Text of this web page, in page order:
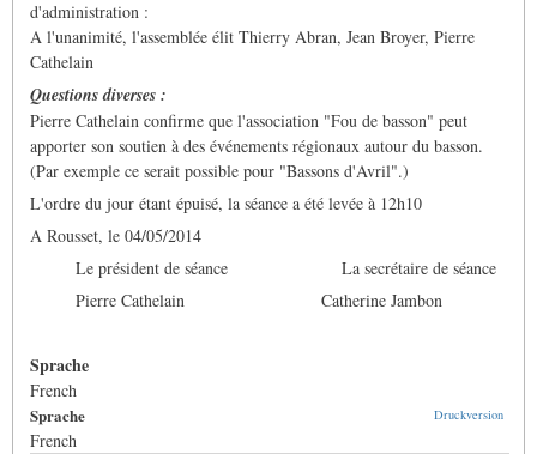
d'administration :
A l'unanimité, l'assemblée élit Thierry Abran, Jean Broyer, Pierre
Cathelain
Questions diverses :
Pierre Cathelain confirme que l'association "Fou de basson" peut
apporter son soutien à des événements régionaux autour du basson.
(Par exemple ce serait possible pour "Bassons d'Avril".)
L'ordre du jour étant épuisé, la séance a été levée à 12h10
A Rousset, le 04/05/2014
Le président de séance La secrétaire de séance
Pierre Cathelain Catherine Jambon
Sprache
French
Druckversion
Sprache
French